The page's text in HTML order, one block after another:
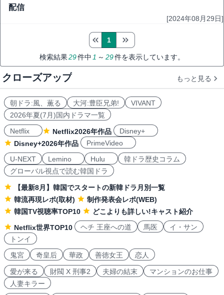
配信
[2024年08月29日]
検索結果29件中 1 ～ 29件を表示しています。
1
クローズアップ もっと見る
朝ドラ:風、薫る 大河:豊臣兄弟!
VIVANT
2026年夏(7月)国内ドラマ一覧
Netflix
Netflix2026年作品
Disney+
Disney+2026年作品
PrimeVideo
U-NEXT
Lemino Hulu
韓ドラ歴史コラム
グローバル視点で読む韓国ドラ
【最新8月】韓国でスタートの新韓ドラ月別一覧
韓流再現レポ(取材)
制作発表会レポ(WEB)
韓国TV視聴率TOP10
どこよりも詳しい!キャスト紹介
Netflix世界TOP10
ヘチ 王座への道 馬医
イ・サン
トンイ
鬼宮
奇皇后 華政 善徳女王 恋人
愛が来る 財閥 X 刑事2 夫婦の結末
マンションのお仕事
人妻キラー